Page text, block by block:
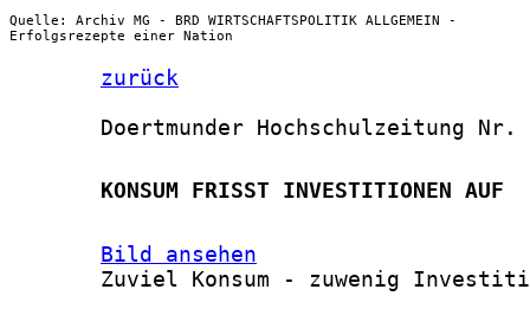
Quelle: Archiv MG - BRD WIRTSCHAFTSPOLITIK ALLGEMEIN -
Erfolgsrezepte einer Nation
zurück
Doertmunder Hochschulzeitung Nr.
       KONSUM FRISST INVESTITIONEN AUF
Bild ansehen
Zuviel Konsum - zuwenig